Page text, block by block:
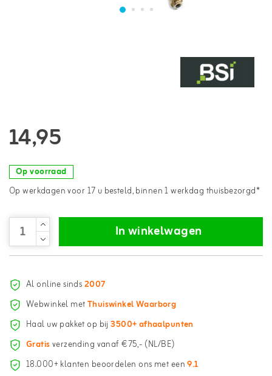
14,95
Op voorraad
Op werkdagen voor 17 u besteld, binnen 1 werkdag thuisbezorgd*
In winkelwagen
Al online sinds2007
Webwinkel metThuiswinkel Waarborg
Haal uw pakket op bij3500+ afhaalpunten
Gratisverzending vanaf €75,- (NL/BE)
18.000+ klanten beoordelen ons met een9.1